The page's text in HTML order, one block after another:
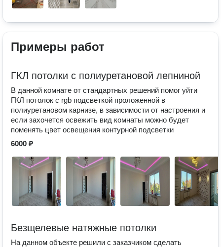
Примеры работ
ГКЛ потолки с полиуретановой лепниной
В данной комнате от стандартных решений помог уйти
ГКЛ потолок с rgb подсветкой проложенной в
полиуретановом карнизе, в зависимости от настроения и
если захочется освежить вид комнаты можно будет
поменять цвет освещения контурной подсветки
6000 ₽
Безщелевые натяжные потолки
На данном объекте решили с заказчиком сделать